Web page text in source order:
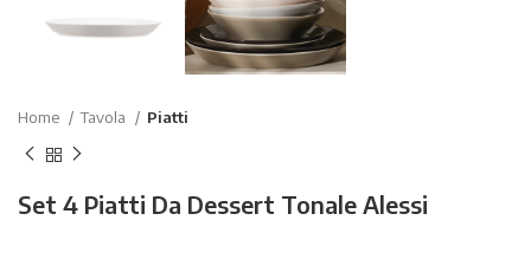
Home Tavola Piatti
Set 4 Piatti Da Dessert Tonale Alessi